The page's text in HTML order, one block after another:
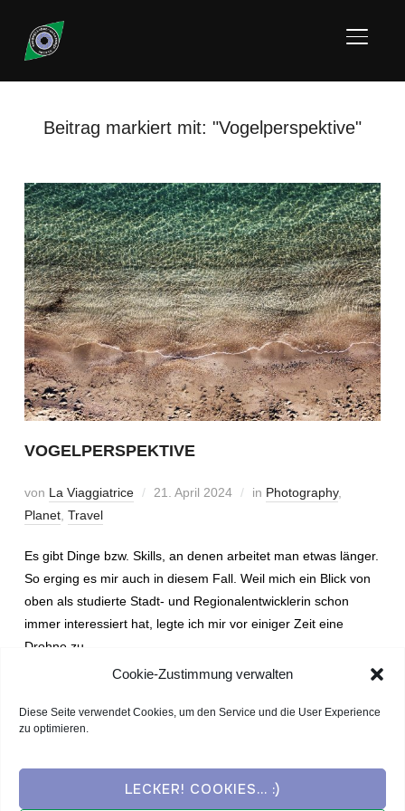
Cookie-Zustimmung verwalten
Diese Seite verwendet Cookies, um den Service und die User Experience
zu optimieren.
LECKER! COOKIES... :)
Beitrag markiert mit: "Vogelperspektive"
VOGELPERSPEKTIVE
von La Viaggiatrice 21. April 2024 in Photography,
Planet, Travel
Es gibt Dinge bzw. Skills, an denen arbeitet man etwas länger.
So erging es mir auch in diesem Fall. Weil mich ein Blick von
oben als studierte Stadt- und Regionalentwicklerin schon
immer interessiert hat, legte ich mir vor einiger Zeit eine
Drohne zu.
WEITERLESEN